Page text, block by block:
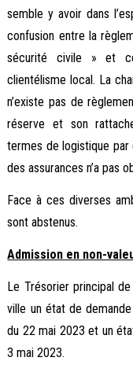
semble y avoir dans
confusion entre la
sécurité civile » et
clientélisme local. La
n’existe pas de
réserve et son
termes de logistique par
des assurances n’a pas
Face à ces diverses
sont abstenus.
Admission en non-
Le Trésorier principal
ville un état de
du 22 mai 2023 et un
3 mai 2023.